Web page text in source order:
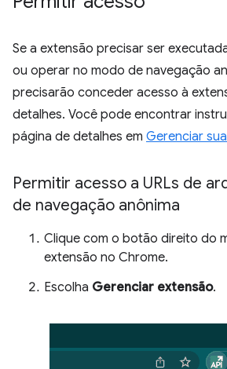
Se a extensão precisar ser
ou operar no modo de navegação
precisarão conceder acesso à
detalhes. Você pode encontrar
página de detalhes em Gerenciar
Permitir acesso a URLs de
de navegação anônima
Clique com o botão direito do
extensão no Chrome.
Escolha Gerenciar extensão.